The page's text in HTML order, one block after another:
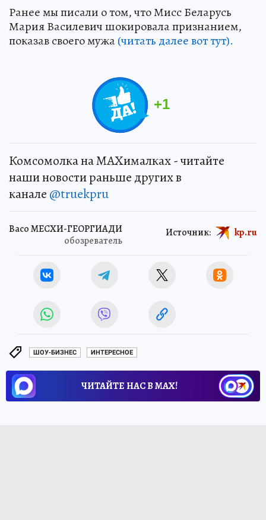
Ранее мы писали о том, что Мисс Беларусь
Мария Василевич шокировала признанием,
показав своего мужа(читать далее вот тут).
+1
Комсомолка на MAXималках - читайте
наши новости раньше других в
канале @truekpru
Васо МЕСХИ-ГЕОРГИАДИ
обозреватель
Источник: kp.ru
ШОУ-БИЗНЕС ИНТЕРЕСНОЕ
ЧИТАЙТЕ НАС В МАХ!